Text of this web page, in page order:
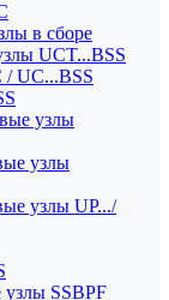
в сборе
UCT...BSS
UC...BSS
узлы
узлы
узлы UP.../
SSBPF